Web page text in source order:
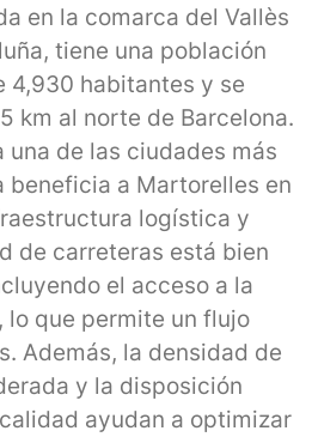
en la comarca del Vallès
tiene una población
4,930 habitantes y se
km al norte de Barcelona.
una de las ciudades más
beneficia a Martorelles en
logística y
de carreteras está bien
el acceso a la
lo que permite un flujo
Además, la densidad de
y la disposición
ayudan a optimizar